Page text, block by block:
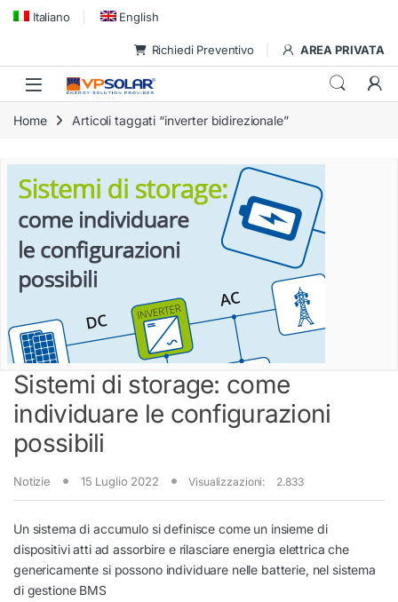
Skip to navigation
Skip to content
Italiano English
Richiedi Preventivo AREA PRIVATA
Home Articoli taggati “inverter bidirezionale”
Sistemi di storage: come
individuare le configurazioni
possibili
Notizie 15 Luglio 2022 Visualizzazioni: 2.833
Un sistema di accumulo si definisce come un insieme di
dispositivi atti ad assorbire e rilasciare energia elettrica che
genericamente si possono individuare nelle batterie, nel sistema
di gestione BMS